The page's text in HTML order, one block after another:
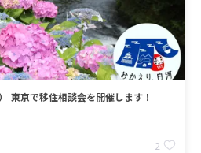
東京で移住相談会を開催します！
2